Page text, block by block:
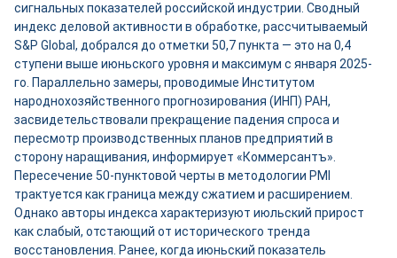
сигнальных показателей российской индустрии. Сводный
индекс деловой активности в обработке, рассчитываемый
S&P Global, добрался до отметки 50,7 пункта — это на 0,4
ступени выше июньского уровня и максимум с января 2025-
го. Параллельно замеры, проводимые Институтом
народнохозяйственного прогнозирования (ИНП) РАН,
засвидетельствовали прекращение падения спроса и
пересмотр производственных планов предприятий в
сторону наращивания, информирует «Коммерсантъ».
Пересечение 50-пунктовой черты в методологии PMI
трактуется как граница между сжатием и расширением.
Однако авторы индекса характеризуют июльский прирост
как слабый, отстающий от исторического тренда
восстановления. Ранее, когда июньский показатель